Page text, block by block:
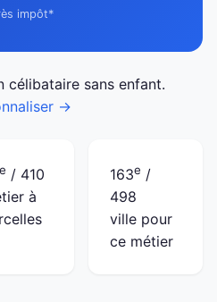
impôt*
célibataire sans enfant.
→
e / 410
à
163e /
498
ville pour
ce métier